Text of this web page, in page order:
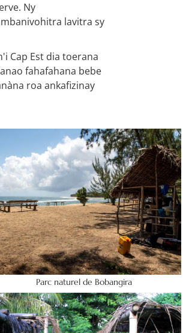
Ny
lavitra sy
Cap Est dia toerana
fahafahana bebe
roa ankafizinay
Parc naturel de Bobangira